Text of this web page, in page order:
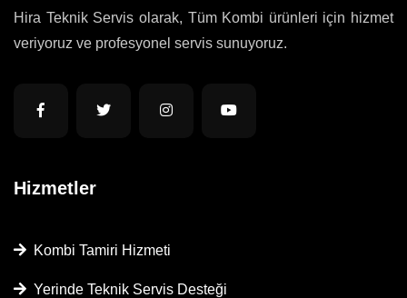
Hira Teknik Servis olarak, Tüm Kombi ürünleri için hizmet
veriyoruz ve profesyonel servis sunuyoruz.
Hizmetler
Kombi Tamiri Hizmeti
Yerinde Teknik Servis Desteği